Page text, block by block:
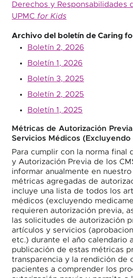
Derechos y Responsabilidades
UPMC for Kids
Archivo del boletín de Caring
Boletín 2, 2026
Boletín 1, 2026
Boletín 3, 2025
Boletín 2, 2025
Boletín 1, 2025
Métricas de Autorización
Servicios Médicos
Para cumplir con la norma final
y Autorización Previa de los
informar anualmente en
métricas agregadas de
incluye una lista de todos los
médicos (excluyendo
requieren autorización previa,
las solicitudes de autorización
artículos y servicios
etc.) durante el año calendario
publicación de estas métricas
transparencia y la rendición de
pacientes a comprender los